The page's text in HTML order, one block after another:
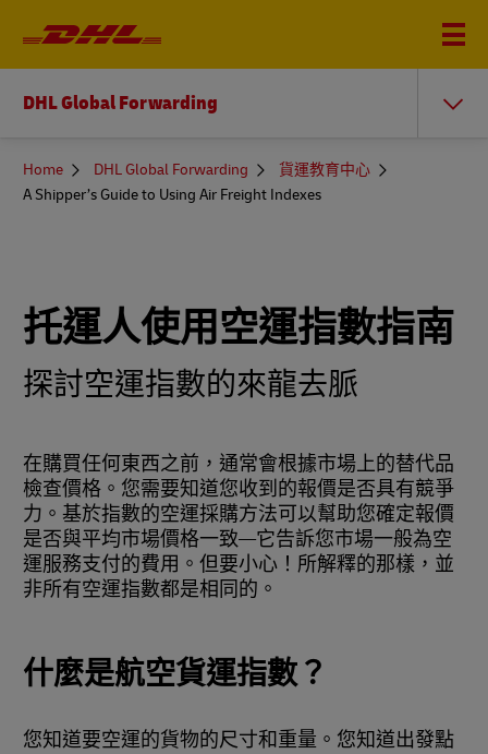
DHL Global Forwarding
You
here
Home DHL Global Forwarding
貨運教育中心
A Shipper’s Guide to Using Air Freight Indexes
托運人使用空運指數指南
探討空運指數的來龍去脈
在購買任何東西之前，通常會根據市場上的替代品
檢查價格。您需要知道您收到的報價是否具有競爭
力。基於指數的空運採購方法可以幫助您確定報價
是否與平均市場價格一致—它告訴您市場一般為空
運服務支付的費用。但要小心！所解釋的那樣，並
非所有空運指數都是相同的。
什麼是航空貨運指數？
您知道要空運的貨物的尺寸和重量。您知道出發點